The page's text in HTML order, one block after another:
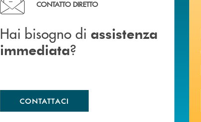
CONTATTO DIRETTO
Hai bisogno di assistenza
immediata?
CONTATTACI